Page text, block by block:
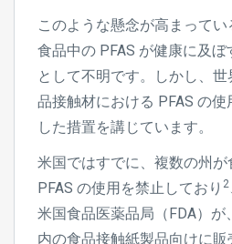
このような懸念が高まってい
食品中の PFAS が健康に及
として不明です。しかし、
品接触材における PFAS の
した措置を講じています。
米国ではすでに、複数の州
PFAS の使用を禁止しており 2
米国食品医薬品局（FDA）が
内の食品接触紙製品向けに